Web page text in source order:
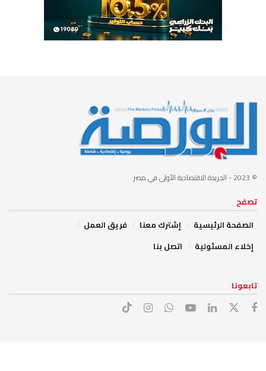
© 2023 - الجريدة الاقتصادية الأولى في مصر
تصفح
الصفحة الرئيسية
إشترك معنا
فريق العمل
إخلاء المسئولية
اتصل بنا
تابعونا